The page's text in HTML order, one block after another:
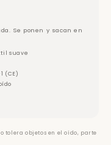
Se ponen y sacan en
suave
(CE)
tolera objetos en el oído, parte